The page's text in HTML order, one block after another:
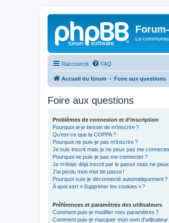
La
Raccourcis FAQ
Accueil du forum Foire aux questions
Foire aux questions
Problèmes de connexion et d’inscription
Pourquoi ai-je besoin de m’inscrire ?
Qu’est-ce que la COPPA ?
Pourquoi ne puis-je pas m’inscrire ?
Je suis inscrit mais je ne peux pas me
Pourquoi ne puis-je pas me connecter ?
Je m’étais déjà inscrit par le passé mais ne
J’ai perdu mon mot de passe !
Pourquoi suis-je déconnecté automatiquement ?
À quoi sert « Supprimer les cookies » ?
Préférences et paramètres des utilisateurs
Comment puis-je modifier mes paramètres ?
Comment puis-je masquer mon nom